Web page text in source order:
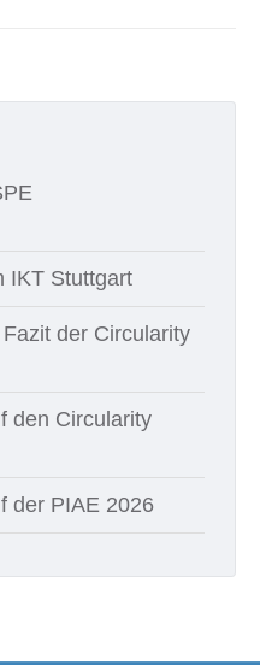
IKT Stuttgart
der Circularity
den Circularity
der PIAE 2026